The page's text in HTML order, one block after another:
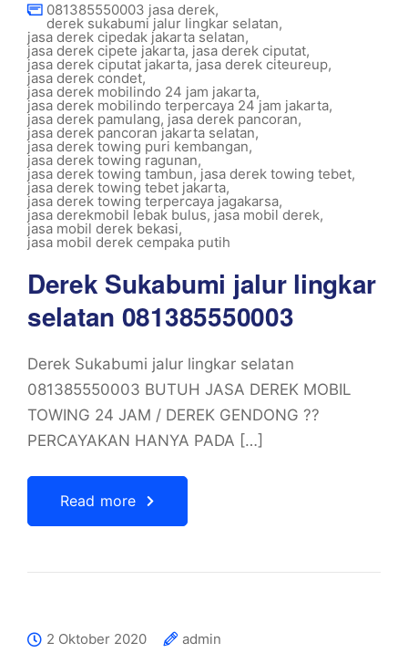
081385550003 jasa derek,
derek sukabumi jalur lingkar selatan,
jasa derek cipedak jakarta selatan,
jasa derek cipete jakarta, jasa derek ciputat,
jasa derek ciputat jakarta,jasa derek citeureup,
jasa derek condet,
jasa derek mobilindo 24 jam jakarta,
jasa derek mobilindo terpercaya 24 jam jakarta,
jasa derek pamulang, jasa derek pancoran,
jasa derek pancoran jakarta selatan,
jasa derek towing puri kembangan,
jasa derek towing ragunan,
jasa derek towing tambun,jasa derek towing tebet,
jasa derek towing tebet jakarta,
jasa derek towing terpercaya jagakarsa,
jasa derekmobil lebak bulus, jasa mobil derek,
jasa mobil derek bekasi,
jasa mobil derek cempaka putih
Derek Sukabumi jalur lingkar
selatan 081385550003
Derek Sukabumi jalur lingkar selatan
081385550003 BUTUH JASA DEREK MOBIL
TOWING 24 JAM / DEREK GENDONG ??
PERCAYAKAN HANYA PADA […]
Read more
2 Oktober 2020
admin